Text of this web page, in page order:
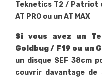
Teknetics T2 / Patriot
AT PRO ou un AT MAX
Si vous avez un
Goldbug / F19 ou un
un disque SEF 38cm
couvrir davantage